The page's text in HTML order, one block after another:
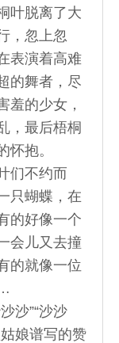
脱离了大
，忽上忽
表演着高难
的舞者，尽
羞的少女，
，最后梧桐
怀抱。
们不约而
只蝴蝶，在
的好像一个
会儿又去撞
的就像一位
沙”“沙沙
娘谱写的赞